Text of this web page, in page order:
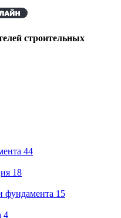
строительных
44
18
фундамента 15
4